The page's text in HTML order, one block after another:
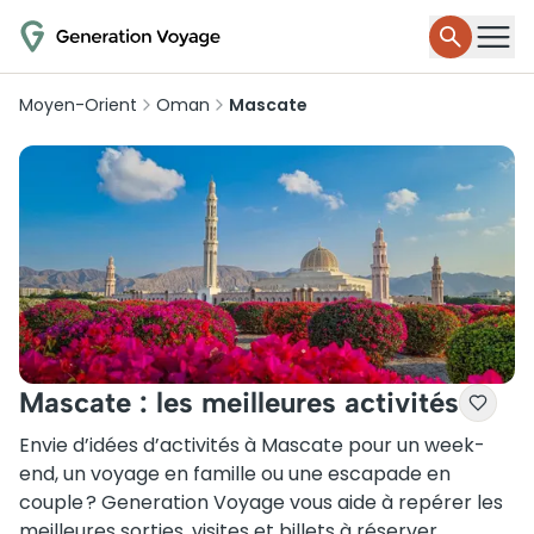
Moyen-Orient Oman Mascate
Mascate : les meilleures activités
Envie d’idées d’activités à Mascate pour un week-
end, un voyage en famille ou une escapade en
couple ? Generation Voyage vous aide à repérer les